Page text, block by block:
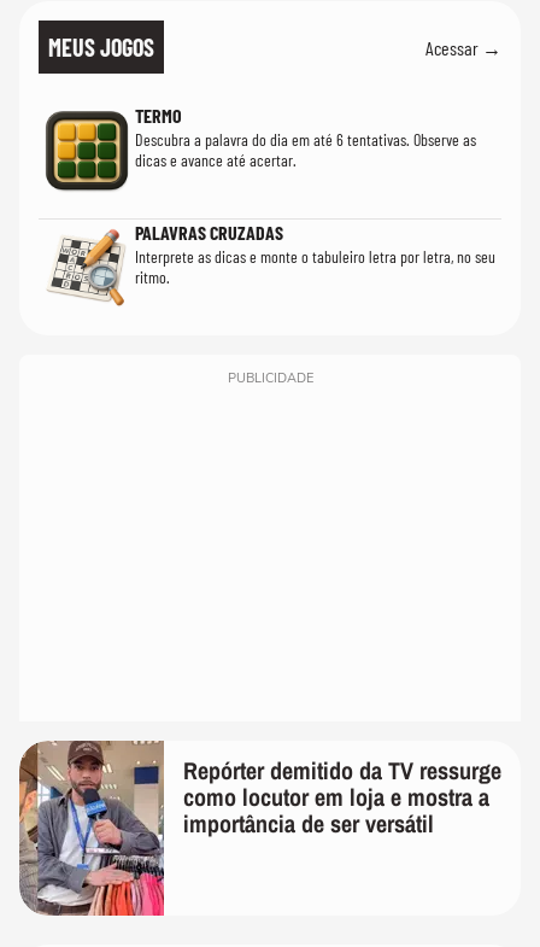
MEUS JOGOS Acessar →
TERMO
Descubra a palavra do dia em até 6 tentativas. Observe as
dicas e avance até acertar.
PALAVRAS CRUZADAS
Interprete as dicas e monte o tabuleiro letra por letra, no seu
ritmo.
PUBLICIDADE
Repórter demitido da TV ressurge
como locutor em loja e mostra a
importância de ser versátil